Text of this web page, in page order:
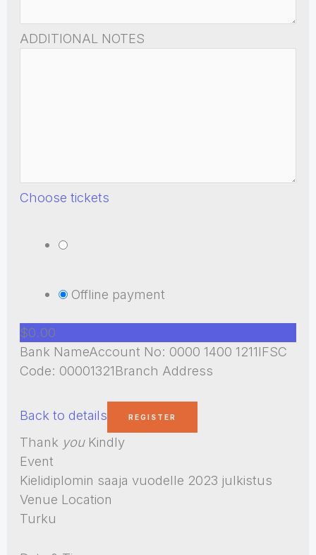
ADDITIONAL NOTES
Choose tickets
Offline payment
$0.00
Bank NameAccount No: 0000 1400 1211IFSC
Code: 00001321Branch Address
Back to details
Thank youKindly
Event
Kielidiplomin saaja vuodelle 2023 julkistus
Venue Location
Turku